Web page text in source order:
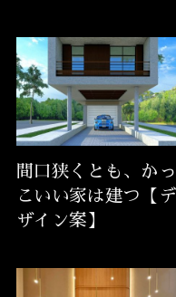
間口狭くとも、かっ
こいい家は建つ【デ
ザイン案】